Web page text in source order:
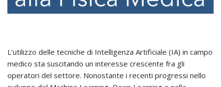
L’utilizzo delle tecniche di Intelligenza Artificiale (IA) in campo
medico sta suscitando un interesse crescente fra gli
operatori del settore. Nonostante i recenti progressi nello